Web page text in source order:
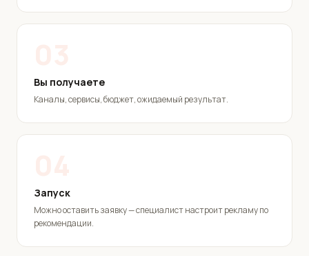
Вы получаете
Каналы, сервисы, бюджет, ожидаемый результат.
Запуск
Можно оставить заявку — специалист настроит рекламу по
рекомендации.